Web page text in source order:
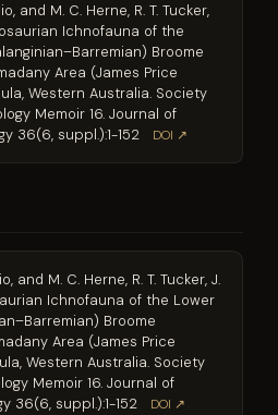
and M. C. Herne, R. T. Tucker,
Ichnofauna of the
Broome
Area (James Price
Western Australia. Society
Memoir 16. Journal of
36(6, suppl.):1-152
DOI ↗
and M. C. Herne, R. T. Tucker, J.
Ichnofauna of the Lower
Broome
Area (James Price
Western Australia. Society
Memoir 16. Journal of
36(6, suppl.):1-152
DOI ↗